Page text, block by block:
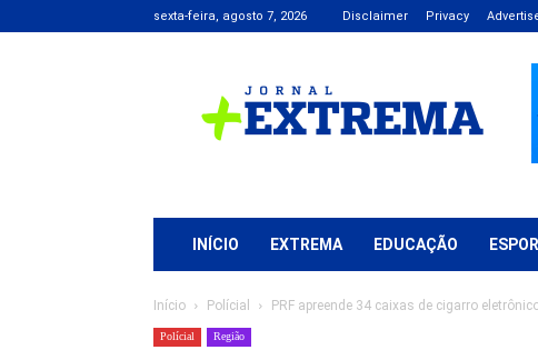
sexta-feira, agosto 7, 2026 Disclaimer Privacy
Extrema
INÍCIO EXTREMA EDUCAÇÃO
Início Polícial PRF apreende 34 caixas de cigarro
Polícial Região